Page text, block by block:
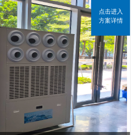
点击进入
方案详情